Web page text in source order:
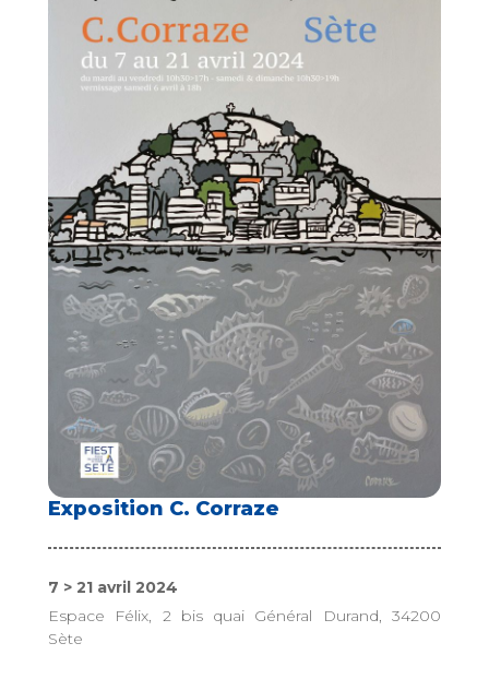
Exposition C. Corraze
7 > 21 avril 2024
Espace Félix, 2 bis quai Général Durand, 34200
Sète